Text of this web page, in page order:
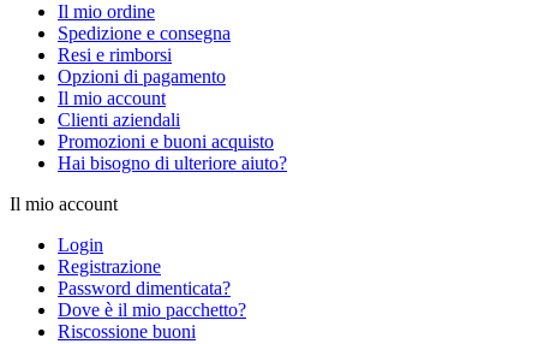
Il mio ordine
Spedizione e consegna
Resi e rimborsi
Opzioni di pagamento
Il mio account
Clienti aziendali
Promozioni e buoni acquisto
Hai bisogno di ulteriore aiuto?
Il mio account
Login
Registrazione
Password dimenticata?
Dove è il mio pacchetto?
Riscossione buoni